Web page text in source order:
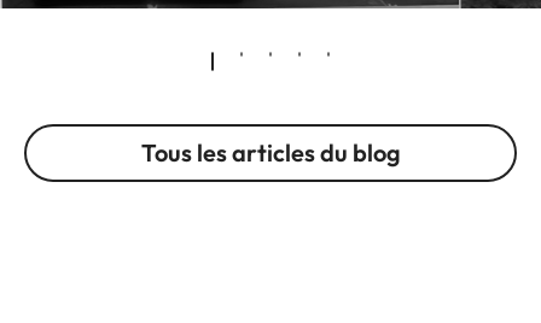
Tous les articles du blog